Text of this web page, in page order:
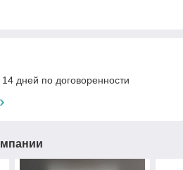
дней по договоренности